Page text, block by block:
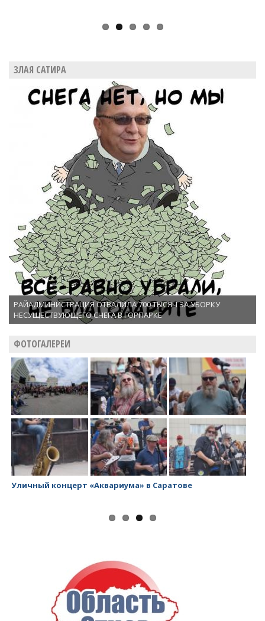
ЗЛАЯ САТИРА
РАЙАДМИНИСТРАЦИЯ ОТВАЛИЛА 700 ТЫСЯЧ ЗА УБОРКУ
НЕСУЩЕСТВУЮЩЕГО СНЕГА В ГОРПАРКЕ
ФОТОГАЛЕРЕИ
Заводской район превращается в помойку